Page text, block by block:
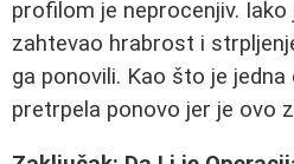
profilom je neprocenjiv.
zahtevao hrabrost i
ga ponovili. Kao što je jedna
pretrpela ponovo jer je ovo